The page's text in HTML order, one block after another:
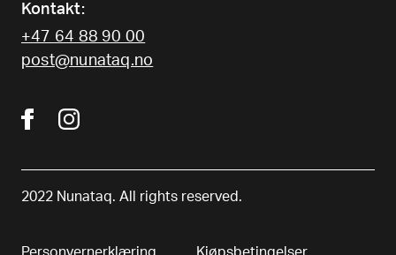
Kontakt:
+47 64 88 90 00
post@nunataq.no
2022 Nunataq. All rights reserved.